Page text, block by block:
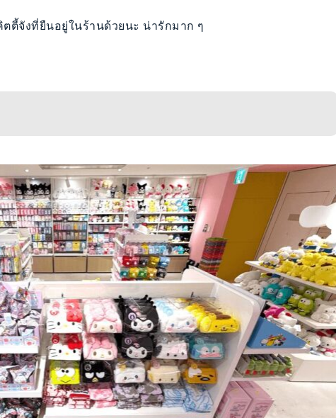
ตี้จังที่ยืนอยู่ในร้านด้วยนะ น่ารักมาก ๆ